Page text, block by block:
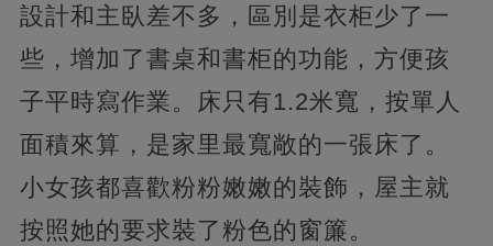
設計和主臥差不多，區別是衣柜少了一
些，增加了書桌和書柜的功能，方便孩
子平時寫作業。床只有1.2米​寬，按單人
面積來算，是家里最寬敞的一張床了。
小女孩都喜歡粉粉嫩嫩的裝飾，屋主就
按照她的要求裝了粉色的窗簾。